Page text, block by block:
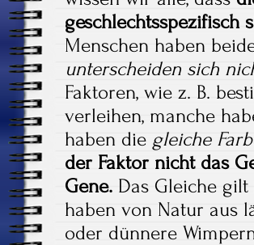
geschlechtsspezifisch
Menschen haben
unterscheiden sich
Faktoren, wie z. B.
verleihen, manche
haben die gleiche
der Faktor nicht das
Gene. Das Gleiche
haben von Natur aus
oder dünnere